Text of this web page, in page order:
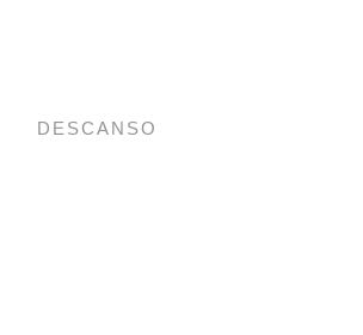
DESCANSO